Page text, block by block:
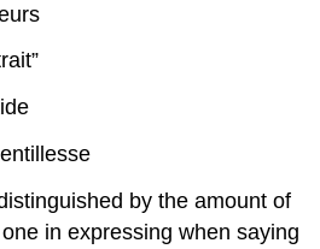
by the amount of
in expressing when saying